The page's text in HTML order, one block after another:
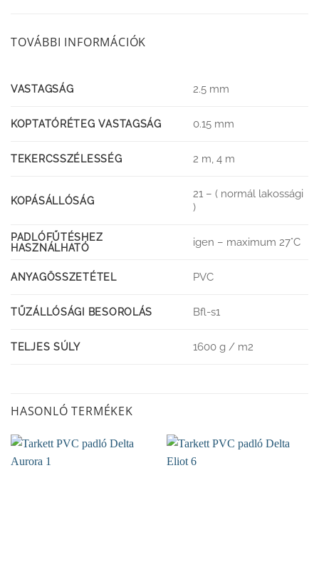
TOVÁBBI INFORMÁCIÓK
VASTAGSÁG 2.5 mm
KOPTATÓRÉTEG VASTAGSÁG 0.15 mm
TEKERCSSZÉLESSÉG 2 m, 4 m
KOPÁSÁLLÓSÁG
21 – ( normál lakossági
)
PADLÓFŰTÉSHEZ
HASZNÁLHATÓ
igen – maximum 27°C
ANYAGÖSSZETÉTEL PVC
TŰZÁLLÓSÁGI BESOROLÁS Bfl-s1
TELJES SÚLY 1600 g / m2
HASONLÓ TERMÉKEK